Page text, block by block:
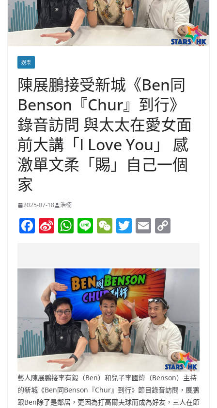
娛樂
陳展鵬接受新城《Ben同
Benson『Chur』到行》
錄音訪問 與太太在愛女面
前大講「I Love You」 感
激單文柔「賜」自己一個
家
2025-07-18 浩楠
F
e
b
o
o
k
Si
W
ei
b
o
W
s
A
p
p
Li W
h
at
T
er
E
l y
Li
k
藝人陳展鵬接李有毅（Ben）和兒子李國煒（Benson）主持
的新城《Ben同Benson『Chur』到行》節目錄音訪問，展鵬
跟Ben除了是鄰居，更因為打高爾夫球而成為好友，三人在節